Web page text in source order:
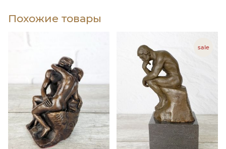
Похожие товары